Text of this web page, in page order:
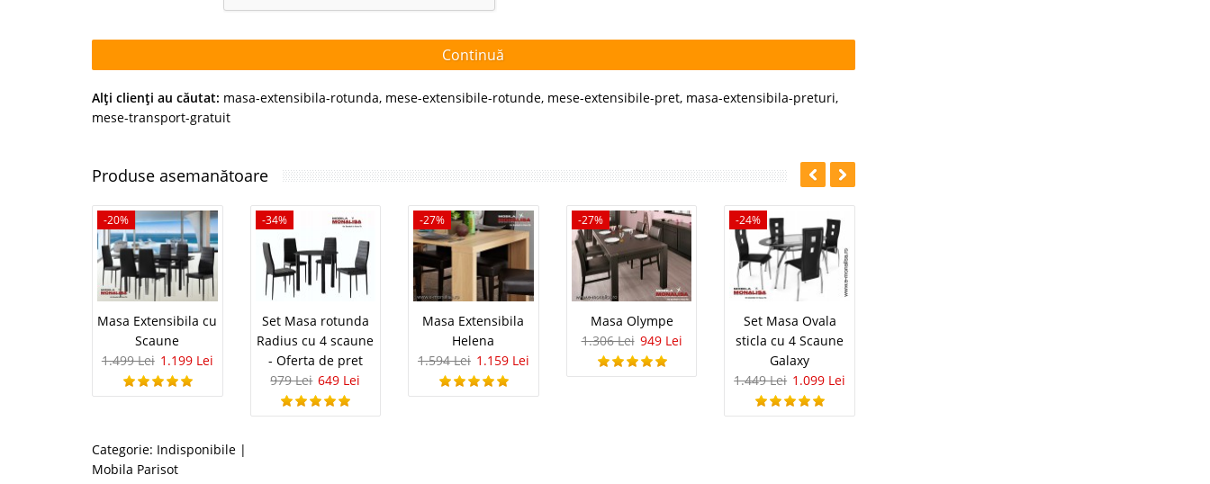
Continuă
Alţi clienţi au căutat: masa-extensibila-rotunda, mese-extensibile-rotunde, mese-extensibile-pret, masa-extensibila-preturi,
mese-transport-gratuit
Produse asemanătoare
-20%
Masa Extensibila cu
Scaune
1.499 Lei 1.199 Lei
-34%
Set Masa rotunda
Radius cu 4 scaune
- Oferta de pret
979 Lei 649 Lei
-27%
Masa Extensibila
Helena
1.594 Lei 1.159 Lei
-27%
Masa Olympe
1.306 Lei 949 Lei
-24%
Set Masa Ovala
sticla cu 4 Scaune
Galaxy
1.449 Lei 1.099 Lei
Categorie: Indisponibile |
Mobila Parisot